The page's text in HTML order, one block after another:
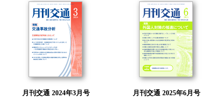
月刊交通 2024年3月号 月刊交通 2025年6月号